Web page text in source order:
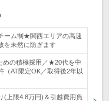
ーム制★関西エリアの高速
を未然に防ぎます
めの積極採用／★20代を中
AT限定OK／取得後2年以
(上限4.8万円)＆引越費用負